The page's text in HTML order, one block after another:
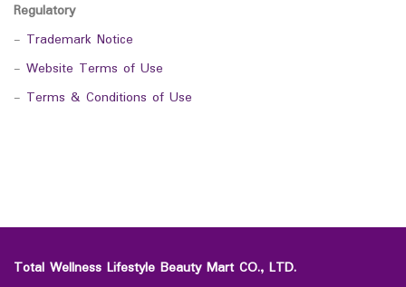
Regulatory
- Trademark Notice
- Website Terms of Use
- Terms & Conditions of Use
Total Wellness Lifestyle Beauty Mart CO., LTD.